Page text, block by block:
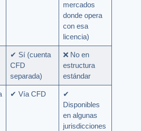
mercados
donde opera
con esa
licencia)
✔ Sí (cuenta
CFD
separada)
❌ No en
estructura
estándar
✔ Vía CFD
✔
Disponibles
en algunas
jurisdicciones